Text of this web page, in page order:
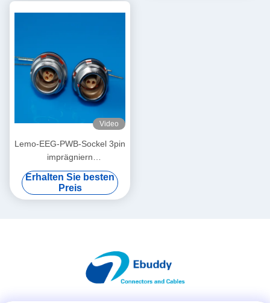
Video
Lemo-EEG-PWB-Sockel 3pin
imprägniern
zusammengebauten inneren
Behälter des
Rundsteckverbinders
Erhalten Sie besten
Preis